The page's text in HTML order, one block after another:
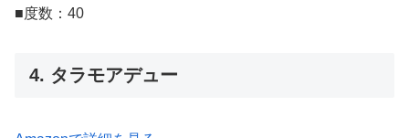
■度数：40
4. タラモアデュー